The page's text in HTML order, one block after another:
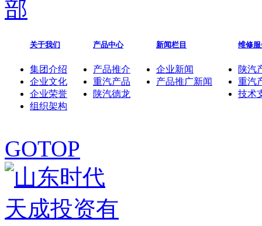
关于我们
集团介绍
企业文化
企业荣誉
组织架构
产品中心
产品推介
重汽产品
陕汽德龙
新闻栏目
企业新闻
产品推广新闻
维修
陕汽
重汽
技术
GOTOP